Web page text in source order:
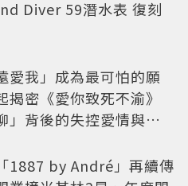
Diver 59潛水表 復刻
愛我」成為最可怕的願
揭密《愛你致死不渝》
」背後的失控愛情與爆
1887 by André」再續傳